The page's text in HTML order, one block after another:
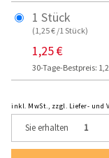
1 Stück
(1,25 € /1 Stück)
1,25 €
30-Tage-Bestpreis:
inkl. MwSt., zzgl. Liefer- und
Sie erhalten 1